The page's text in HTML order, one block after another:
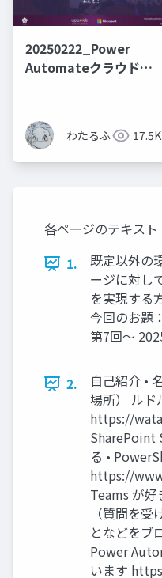
20250222_Power
Automateクラウドフ
わたるふ 17.5K
各ページのテキスト
1.
既定以外の
ージに対し
を実現する
今回のお題
第7回～
2.
自己紹介 •
場所） ルド
https://
SharePoint
る •
https://
Teams が
（質問を
となどをブ
Power
います